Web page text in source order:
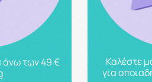
των 49 €
Καλέστε
για